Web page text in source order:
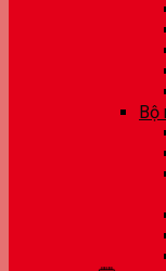
Bộ